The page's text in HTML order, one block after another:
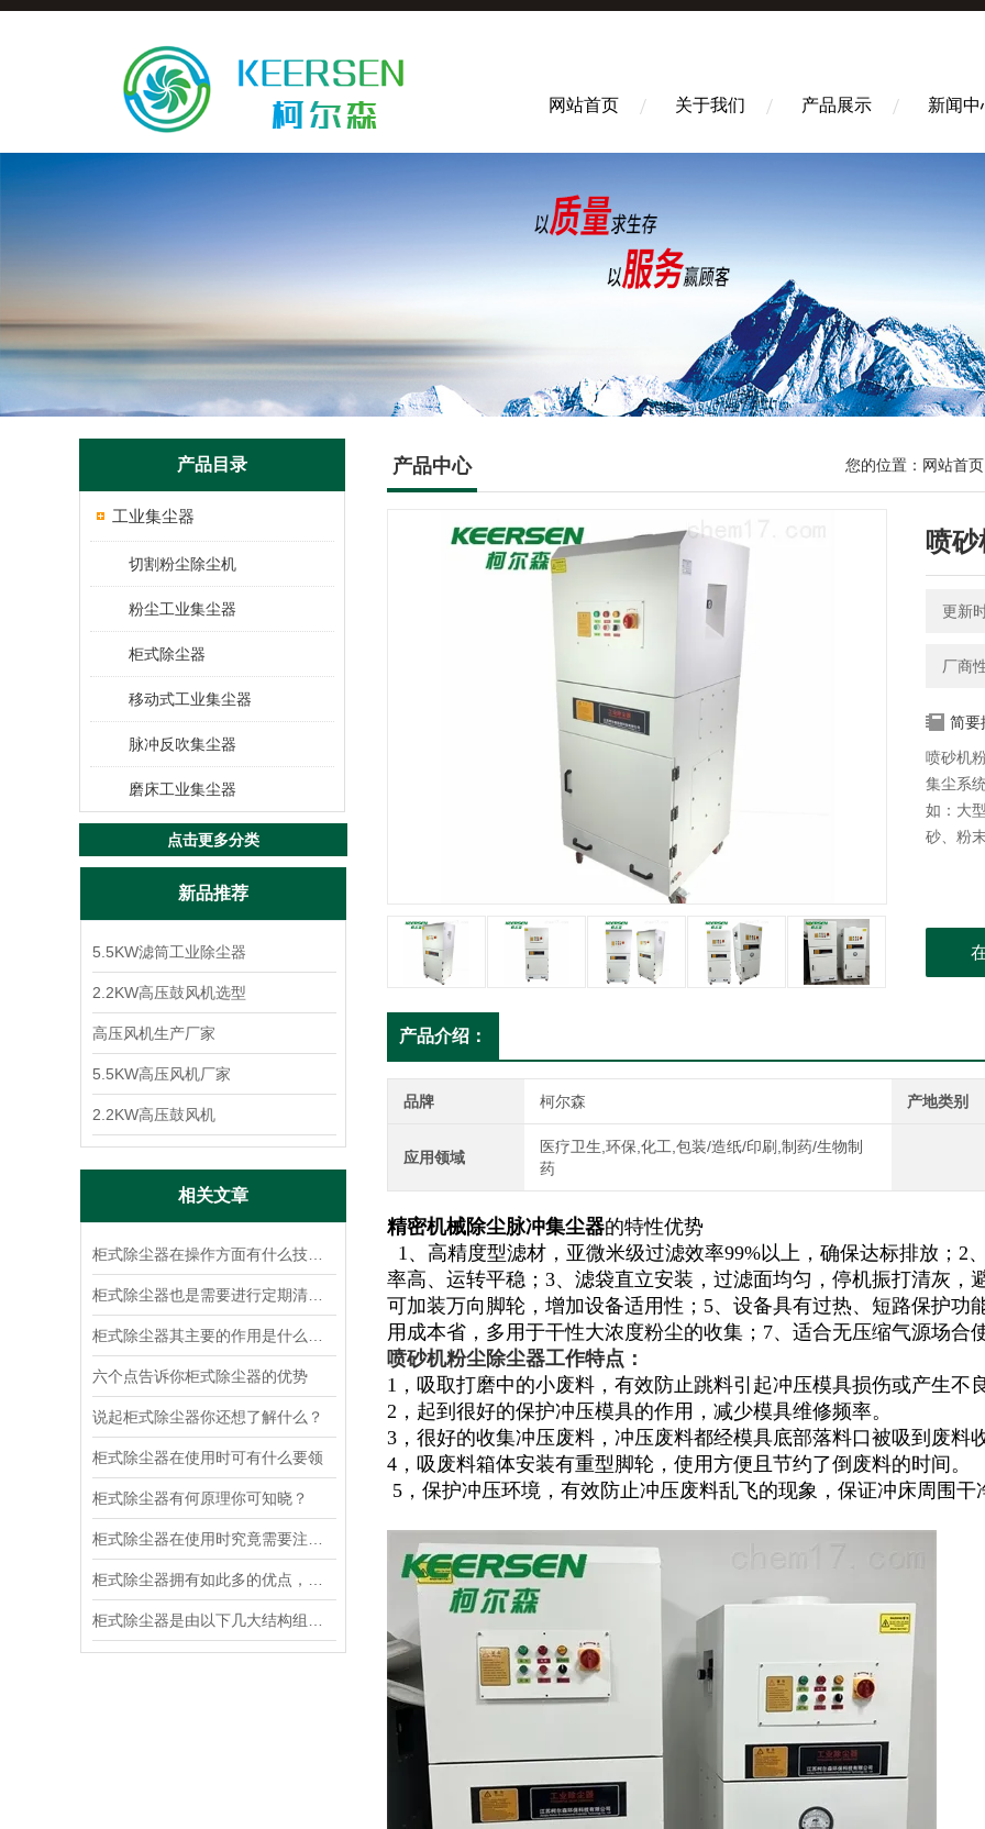
网站首页 关于我们 产品展示 新闻中
产品目录
工业集尘器
切割粉尘除尘机
粉尘工业集尘器
柜式除尘器
移动式工业集尘器
脉冲反吹集尘器
磨床工业集尘器
点击更多分类
新品推荐
5.5KW滤筒工业除尘器
2.2KW高压鼓风机选型
高压风机生产厂家
5.5KW高压风机厂家
2.2KW高压鼓风机
相关文章
六个点告诉你柜式除尘器的优势
说起柜式除尘器你还想了解什么？
柜式除尘器在使用时可有什么要领
柜式除尘器有何原理你可知晓？
产品中心 您的位置： 网站首页
喷
更新
厂商
简要
喷砂机
集尘系
如：大
砂、粉
产品介绍：
品牌 柯尔森 产地类别
应用领域
医疗卫生,环保,化工,包装/造纸/印刷,制药/生物制
药
精密机械除尘脉冲集尘器的特性优势
1、高精度型滤材，亚微米级过滤效率99%以上，确保达标排放；2
率高、运转平稳；3、滤袋直立安装，过滤面均匀，停机振打清灰，
可加装万向脚轮，增加设备适用性；5、设备具有过热、短路保护功
用成本省，多用于干性大浓度粉尘的收集；7、适合无压缩气源场
喷砂机粉尘除尘器工作特点：
1，吸取打磨中的小废料，有效防止跳料引起冲压模具损伤或产生不
2，起到很好的保护冲压模具的作用，减少模具维修频率。
3，很好的收集冲压废料，冲压废料都经模具底部落料口被吸到废料
4，吸废料箱体安装有重型脚轮，使用方便且节约了倒废料的时间。
5，保护冲压环境，有效防止冲压废料乱飞的现象，保证冲床周围干